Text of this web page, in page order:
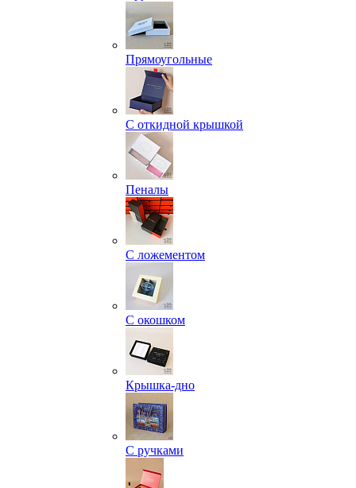
Прямоугольные
С откидной крышкой
Пеналы
С ложементом
С окошком
Крышка-дно
С ручками